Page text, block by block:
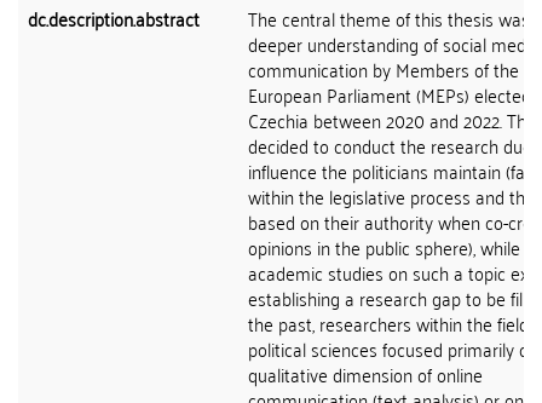
dc.description.abstract
The central theme of this thesis was
deeper understanding of social media
communication by Members of the
European Parliament (MEPs) elected
Czechia between 2020 and 2022.
decided to conduct the research due
influence the politicians maintain
within the legislative process and the
based on their authority when co-
opinions in the public sphere), while a
academic studies on such a topic
establishing a research gap to be
the past, researchers within the field
political sciences focused primarily
qualitative dimension of online